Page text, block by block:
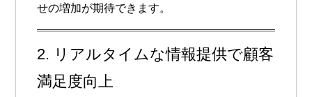
せの増加が期待できます。
2. リアルタイムな情報提供で顧客
満足度向上